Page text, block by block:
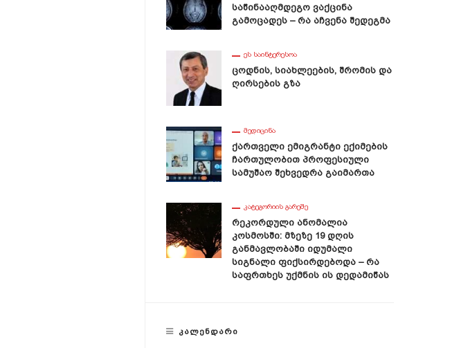
Საწინააღმდეგო Ვაქცინა
Გამოცადეს – Რა Აჩვენა Შედეგმა
ᲔᲡ ᲡᲐᲘᲜᲢᲔᲠᲔᲡᲝᲐ
Ცოდნის, Სიახლეების, Შრომის Და
Ღირსების Გზა
ᲛᲔᲓᲘᲪᲘᲜᲐ
Ქართველი Ემიგრანტი Ექიმების
Ჩართულობით Პროფესიული
Სამუშაო Შეხვედრა Გაიმართა
ᲙᲐᲢᲔᲒᲝᲠᲘᲘᲡ ᲒᲐᲠᲔᲨᲔ
Რეკორდული Ანომალია
Კოსმოსში: Მზეზე 19 Დღის
Განმავლობაში Იდუმალი
Სიგნალი Ფიქსირდებოდა – Რა
Საფრთხეს Უქმნის Ის Დედამიწას
ᲙᲐᲚᲔᲜᲓᲐᲠᲘ